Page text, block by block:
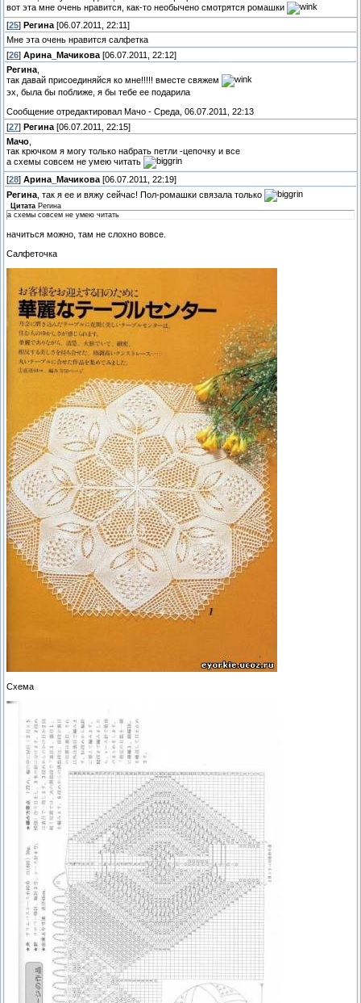
вот эта мне очень нравится, как-то необычено смотрятся ромашки
[25] Регина [06.07.2011, 22:11]
Мне эта очень нравится салфетка
[26] Арина_Мачикова [06.07.2011, 22:12]
Регина
так давай присоединяйся ко мне!!!!! вместе свяжем
эх, была бы поближе, я бы тебе ее подарила
Сообщение отредактировал Мачо - Среда, 06.07.2011, 22:13
[27] Регина [06.07.2011, 22:15]
Мачо
так крючком я могу только набрать петли -цепочку и все
а схемы совсем не умею читать
[28] Арина_Мачикова [06.07.2011, 22:19]
Регина , так я ее и вяжу сейчас! Пол-ромашки связала только
Цитата Регина
а схемы совсем не умею читать
начиться можно, там не слохно вовсе.
Салфеточка
Схема